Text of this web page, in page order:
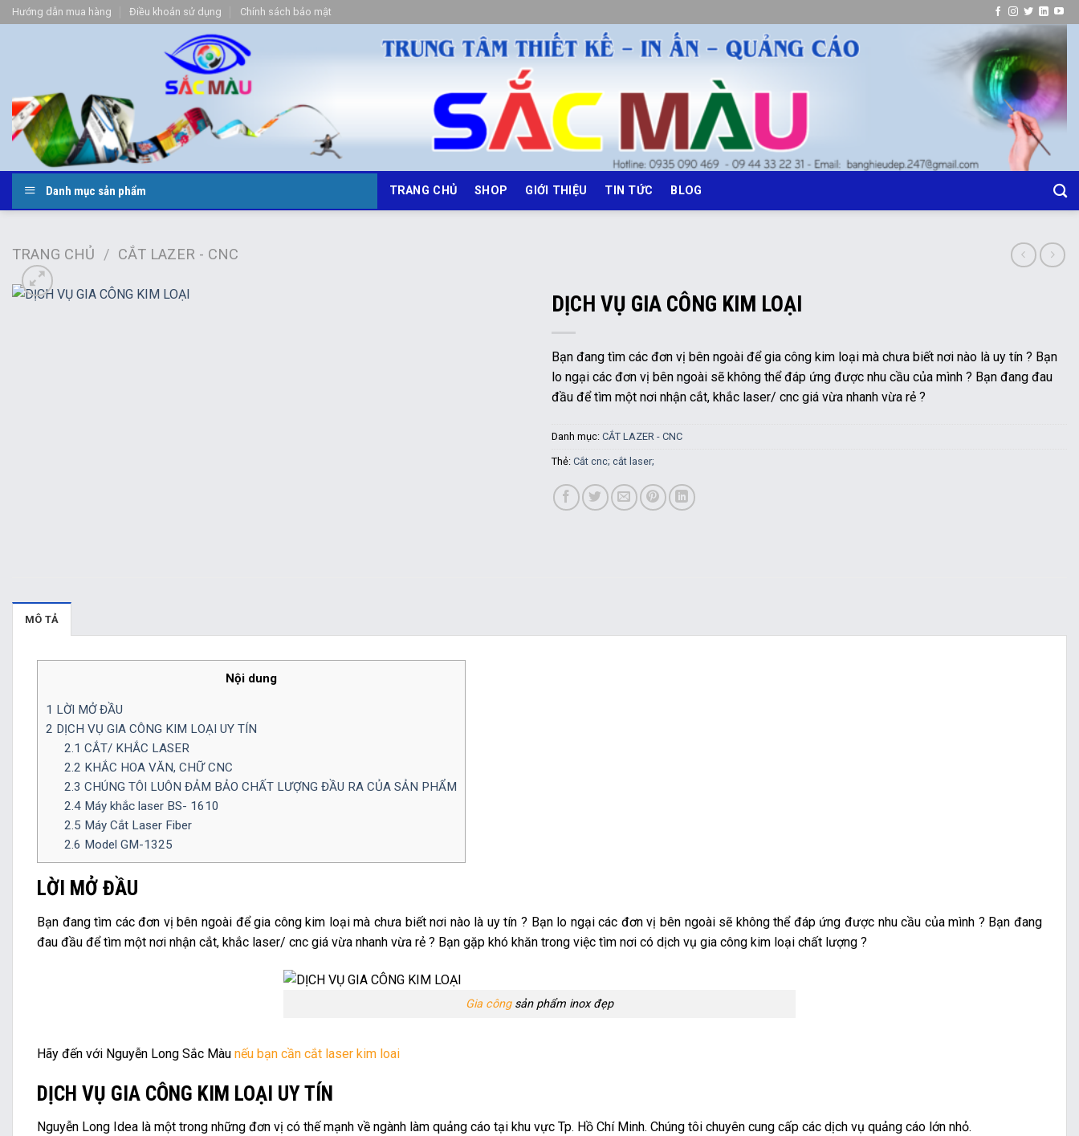
Bỏ
qua
Hướng dẫn mua hàng Điều khoản sử dụng Chính sách bảo mật
Danh mục sản phẩm TRANG CHỦ SHOP GIỚI THIỆU TIN TỨC BLOG
TRANG CHỦ / CẮT LAZER - CNC
DỊCH VỤ GIA CÔNG KIM LOẠI
Bạn đang tìm các đơn vị bên ngoài để gia công kim loại mà chưa biết nơi nào là uy tín ? Bạn
lo ngại các đơn vị bên ngoài sẽ không thể đáp ứng được nhu cầu của mình ? Bạn đang đau
đầu để tìm một nơi nhận cắt, khắc laser/ cnc giá vừa nhanh vừa rẻ ?
Danh mục: CẮT LAZER - CNC
Thẻ: Cắt cnc; cắt laser;
MÔ TẢ
Nội dung
1 LỜI MỞ ĐẦU
2 DỊCH VỤ GIA CÔNG KIM LOẠI UY TÍN
2.1 CẮT/ KHẮC LASER
2.2 KHẮC HOA VĂN, CHỮ CNC
2.3 CHÚNG TÔI LUÔN ĐẢM BẢO CHẤT LƯỢNG ĐẦU RA CỦA SẢN PHẨM
2.4Máy khắc laser BS- 1610
2.5 Máy Cắt Laser Fiber
2.6 Model GM-1325
LỜI MỞ ĐẦU
Bạn đang tìm các đơn vị bên ngoài để gia công kim loại mà chưa biết nơi nào là uy tín ? Bạn lo ngại các đơn vị bên ngoài sẽ không thể đáp ứng được nhu cầu của mình ? Bạn đang
đau đầu để tìm một nơi nhận cắt, khắc laser/ cnc giá vừa nhanh vừa rẻ ? Bạn gặp khó khăn trong việc tìm nơi có dịch vụ gia công kim loại chất lượng ?
Gia côngsản phẩm inox đẹp
Hãy đến với Nguyễn Long Sắc Màu nếu bạn cần cắt laser kim loai
DỊCH VỤ GIA CÔNG KIM LOẠI UY TÍN
Nguyễn Long Idea là một trong những đơn vị có thế mạnh về ngành làm quảng cáo tại khu vực Tp. Hồ Chí Minh. Chúng tôi chuyên cung cấp các dịch vụ quảng cáo lớn nhỏ.